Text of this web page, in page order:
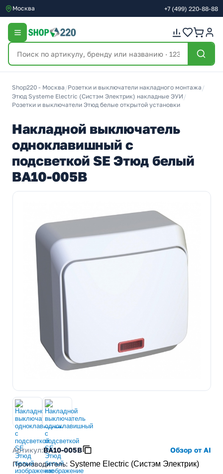
Москва +7 (499) 220-88-88
Shop220 - Москва /Розетки и выключатели накладного монтажа /
Этюд Systeme Electric (Систэм Электрик) накладные ЭУИ /
Розетки и выключатели Этюд белые открытой установки
Накладной выключатель
одноклавишный с
подсветкой SE Этюд белый
BA10-005B
Артикул:BA10-005B
Обзор от AI
Производитель: Systeme Electric (Систэм Электрик)